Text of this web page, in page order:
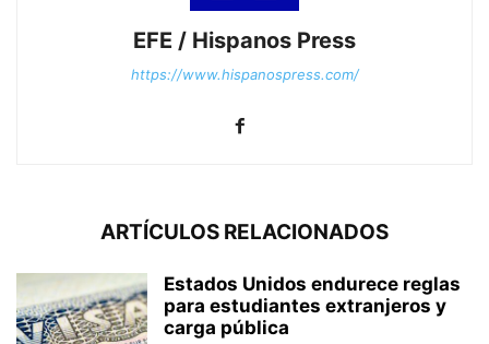
EFE / Hispanos Press
https://www.hispanospress.com/
ARTÍCULOS RELACIONADOS
Estados Unidos endurece reglas
para estudiantes extranjeros y
carga pública